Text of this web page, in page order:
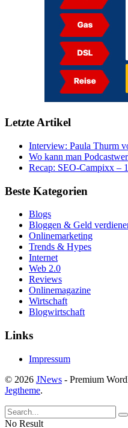
Letzte Artikel
Interview: Paula Thurm
Wo kann man
Recap: SEO-Campixx –
Beste Kategorien
Blogs
Bloggen & Geld
Onlinemarketing
Trends & Hypes
Internet
Web 2.0
Reviews
Onlinemagazine
Wirtschaft
Blogwirtschaft
Links
Impressum
© 2026 JNews - Premium
Jegtheme.
No Result